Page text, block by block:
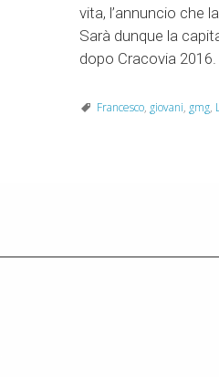
vita, l’annuncio che
Sarà dunque la
dopo Cracovia 2016.
Francesco, giovani, gmg,